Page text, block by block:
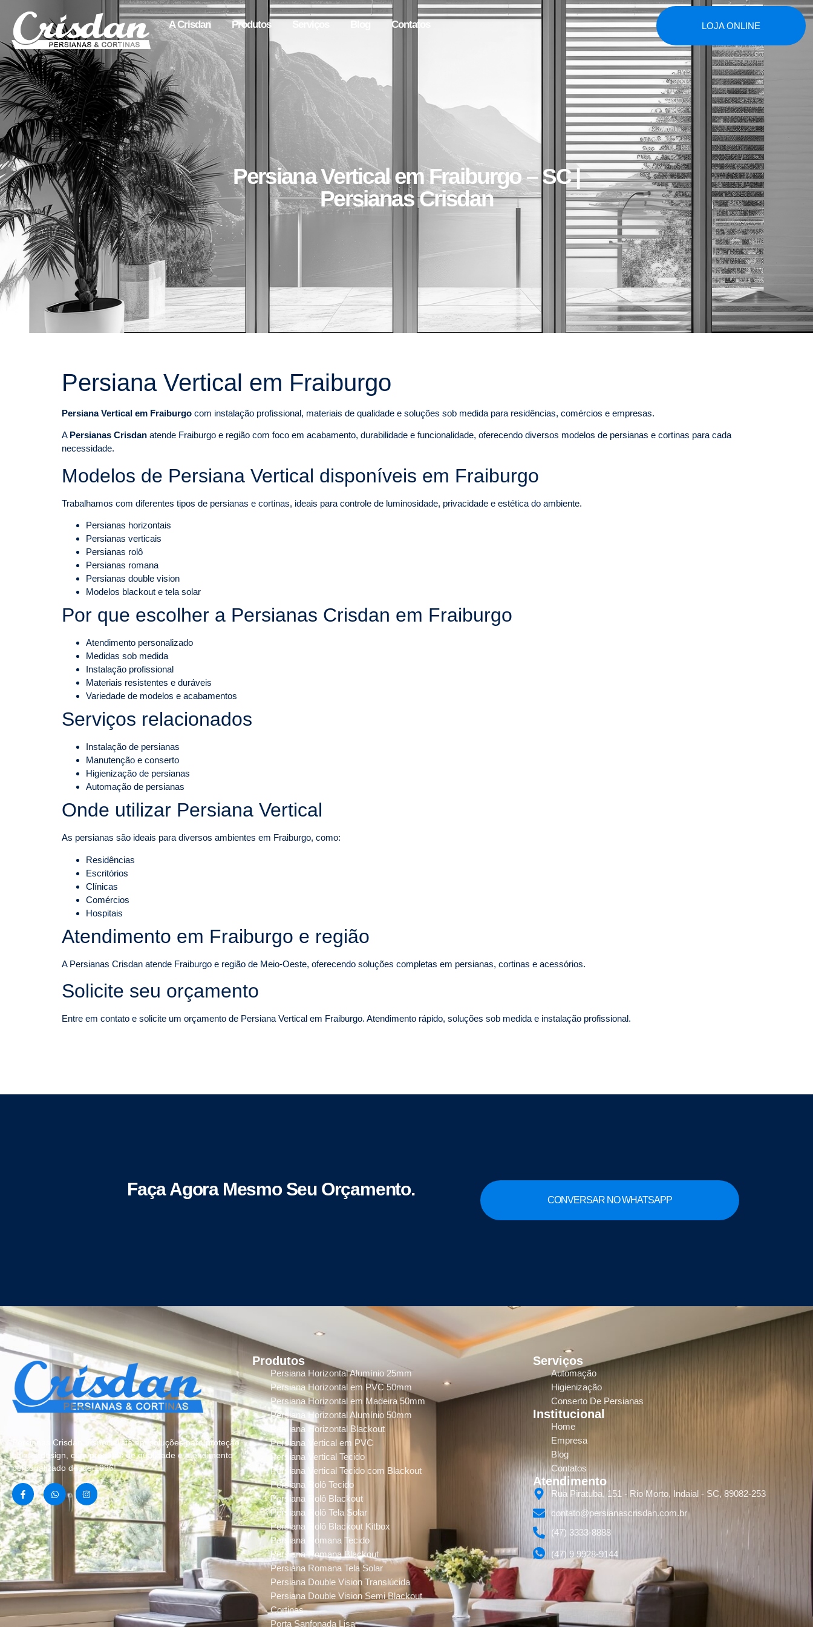
A Crisdan Produtos Contatos LOJA ONLINE
Persiana Vertical em Fraiburgo – SC |
Persianas Crisdan
Persiana Vertical em Fraiburgo
Persiana Vertical em Fraiburgo com instalação profissional, materiais de qualidade e soluções sob medida para residências, comércios e empresas.
A Persianas Crisdan atende Fraiburgo e região com foco em acabamento, durabilidade e funcionalidade, oferecendo diversos modelos de persianas e cortinas para cada
necessidade.
Modelos de Persiana Vertical disponíveis em Fraiburgo
Trabalhamos com diferentes tipos de persianas e cortinas, ideais para controle de luminosidade, privacidade e estética do ambiente.
Persianas horizontais
Persianas verticais
Persianas rolô
Persianas romana
Persianas double vision
Modelos blackout e tela solar
Por que escolher a Persianas Crisdan em Fraiburgo
Atendimento personalizado
Medidas sob medida
Instalação profissional
Materiais resistentes e duráveis
Variedade de modelos e acabamentos
Serviços relacionados
Instalação de persianas
Manutenção e conserto
Higienização de persianas
Automação de persianas
Onde utilizar Persiana Vertical
As persianas são ideais para diversos ambientes em Fraiburgo, como:
Residências
Escritórios
Clínicas
Comércios
Hospitais
Atendimento em Fraiburgo e região
A Persianas Crisdan atende Fraiburgo e região de Meio-Oeste, oferecendo soluções completas em persianas, cortinas e acessórios.
Solicite seu orçamento
Entre em contato e solicite um orçamento de Persiana Vertical em Fraiburgo. Atendimento rápido, soluções sob medida e instalação profissional.
Faça Agora Mesmo Seu Orçamento.
CONVERSAR NO WHATSAPP
Persianas Crisdan, Especialista em soluções para proteção
solar e design, com produtos de qualidade e atendimento
personalizado desde 1996!
Produtos
Persiana Horizontal Alumínio 25mm
Persiana Horizontal em PVC 50mm
Persiana Horizontal em Madeira 50mm
Persiana Horizontal Alumínio 50mm
Persiana Horizontal Blackout
Persiana Vertical em PVC
Persiana Vertical Tecido
Persiana Vertical Tecido com Blackout
Persiana Rolô Tecido
Persiana Rolô Blackout
Persiana Rolô Tela Solar
Persiana Rolô Blackout Kitbox
Persiana Romana Tecido
Persiana Romana Blackout
Persiana Romana Tela Solar
Persiana Double Vision Translúcida
Persiana Double Vision Semi Blackout
Cortinas
Porta Sanfonada Lisa
Serviços
Automação
Higienização
Conserto De Persianas
Institucional
Home
Empresa
Blog
Contatos
Atendimento
Rua Piratuba, 151 - Rio Morto, Indaial - SC, 89082-253
contato@persianascrisdan.com.br
(47) 3333-8888
(47) 9 9928-9144